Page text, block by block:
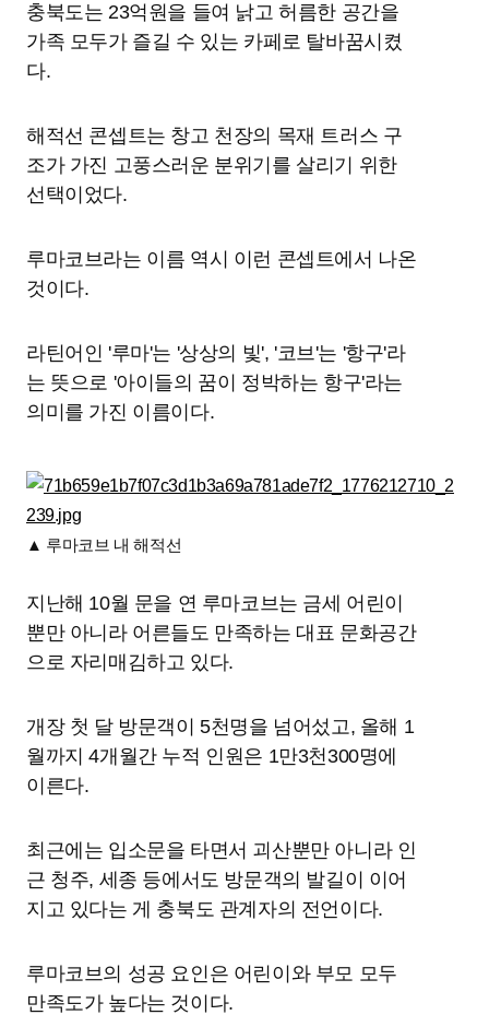
충북도는 23억원을 들여 낡고 허름한 공간을
가족 모두가 즐길 수 있는 카페로 탈바꿈시켰
다.
해적선 콘셉트는 창고 천장의 목재 트러스 구
조가 가진 고풍스러운 분위기를 살리기 위한
선택이었다.
루마코브라는 이름 역시 이런 콘셉트에서 나온
것이다.
라틴어인 '루마'는 '상상의 빛', '코브'는 '항구'라
는 뜻으로 '아이들의 꿈이 정박하는 항구'라는
의미를 가진 이름이다.
▲ 루마코브 내 해적선
지난해 10월 문을 연 루마코브는 금세 어린이
뿐만 아니라 어른들도 만족하는 대표 문화공간
으로 자리매김하고 있다.
개장 첫 달 방문객이 5천명을 넘어섰고, 올해 1
월까지 4개월간 누적 인원은 1만3천300명에
이른다.
최근에는 입소문을 타면서 괴산뿐만 아니라 인
근 청주, 세종 등에서도 방문객의 발길이 이어
지고 있다는 게 충북도 관계자의 전언이다.
루마코브의 성공 요인은 어린이와 부모 모두
만족도가 높다는 것이다.